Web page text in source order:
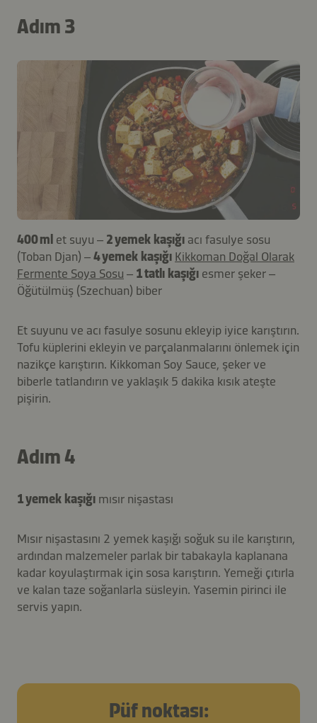
Adım 3
400 ml et suyu – 2 yemek kaşığı acı fasulye sosu
(Toban Djan) –4 yemek kaşığı Kikkoman Doğal Olarak
Fermente Soya Sosu – 1 tatlı kaşığı esmer şeker –
Öğütülmüş (Szechuan) biber
Et suyunu ve acı fasulye sosunu ekleyip iyice karıştırın.
Tofu küplerini ekleyin ve parçalanmalarını önlemek için
nazikçe karıştırın. Kikkoman Soy Sauce, şeker ve
biberle tatlandırın ve yaklaşık 5 dakika kısık ateşte
pişirin.
Adım 4
1 yemek kaşığı mısır nişastası
Mısır nişastasını 2 yemek kaşığı soğuk su ile karıştırın,
ardından malzemeler parlak bir tabakayla kaplanana
kadar koyulaştırmak için sosa karıştırın. Yemeği çıtırla
ve kalan taze soğanlarla süsleyin. Yasemin pirinci ile
servis yapın.
Püf noktası: